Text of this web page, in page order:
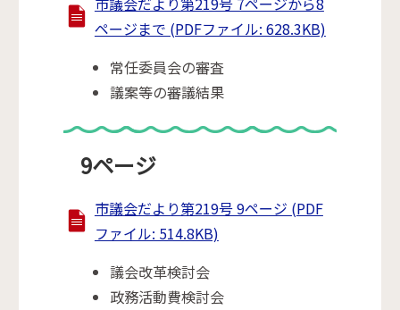
ページまで (PDFファイル: 628.3KB)
常任委員会の審査
議案等の審議結果
9ページ
市議会だより第219号 9ページ (PDF
ファイル: 514.8KB)
議会改革検討会
政務活動費検討会